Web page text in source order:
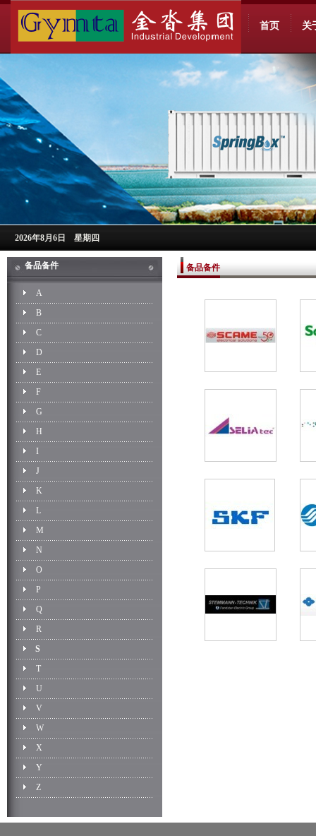
首页 关
2026年8月6日 星期四
备品备件
A
B
C
D
E
F
G
H
I
J
K
L
M
N
O
P
Q
R
S
T
U
V
W
X
Y
Z
备品备件